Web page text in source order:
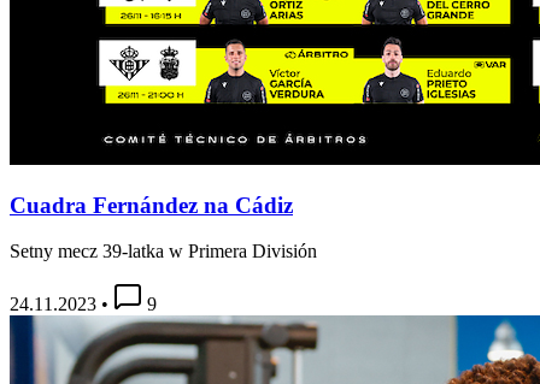
Cuadra Fernández na Cádiz
Setny mecz 39-latka w Primera División
24.11.2023 • 9